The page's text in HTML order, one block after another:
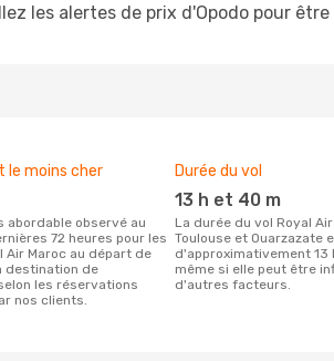
les alertes de prix d'Opodo pour
le moins cher
72 heures pour les
Air Maroc au départ de
destination de
les réservations
nos clients.
Durée du vol
13 h et 40 m
La durée du vol Royal Air Maroc entre
Toulouse et Ouarzazate
d'approximativement 13
même si elle peut être
d'autres facteurs.